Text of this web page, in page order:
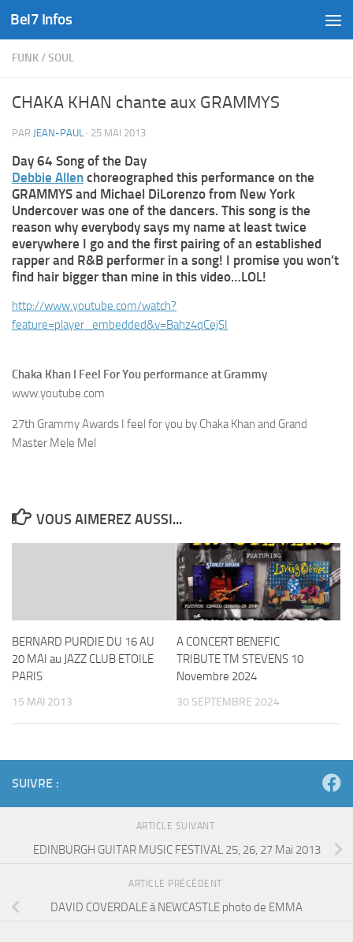
Skip to content
Bel7 Infos
FUNK/SOUL
CHAKA KHAN chante aux GRAMMYS
PAR JEAN-PAUL · 25 MAI 2013
Day 64 Song of the Day
Debbie Allen choreographed this performance on the
GRAMMYS and Michael DiLorenzo from New York
Undercover was one of the dancers. This song is the
reason why everybody says my name at least twice
everywhere I go and the first pairing of an established
rapper and R&B performer in a song! I promise you won’t
find hair bigger than mine in this video…LOL!
http://www.youtube.com/watch?
feature=player_embedded&v=Bahz4qCejSI
Chaka Khan I Feel For You performance at Grammy
www.youtube.com
27th Grammy Awards I feel for you by Chaka Khan and Grand
Master Mele Mel
VOUS AIMEREZ AUSSI...
BERNARD PURDIE DU 16 AU
20 MAI au JAZZ CLUB ETOILE
PARIS
15 MAI 2013
A CONCERT BENEFIC
TRIBUTE TM STEVENS 10
Novembre 2024
30 SEPTEMBRE 2024
SUIVRE :
ARTICLE SUIVANT
EDINBURGH GUITAR MUSIC FESTIVAL 25, 26, 27 Mai 2013
ARTICLE PRÉCÉDENT
DAVID COVERDALE à NEWCASTLE photo de EMMA